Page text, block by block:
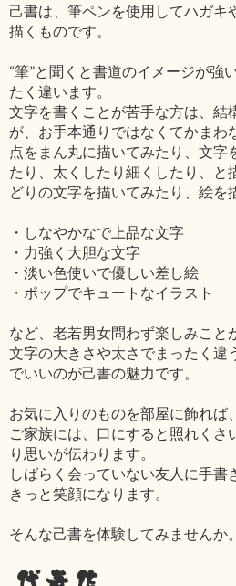
己書は、筆ペンを使用してハガキ
描くものです。
“筆”と聞くと書道のイメージが強
たく違います。
文字を書くことが苦手な方は、結
が、お手本通りではなくてかまわ
点をまん丸に描いてみたり、文字
たり、太くしたり細くしたり、と
どりの文字を描いてみたり、絵を
・しなやかなで上品な文字
・力強く大胆な文字
・淡い色使いで優しい差し絵
・ポップでキュートなイラスト
など、老若男女問わず楽しみこと
文字の大きさや太さでまったく違
でいいのが己書の魅力です。
お気に入りのものを部屋に飾れば
ご家族には、口にすると照れくさ
り思いが伝わります。
しばらく会っていない友人に手書
きっと笑顔になります。
そんな己書を体験してみませんか。